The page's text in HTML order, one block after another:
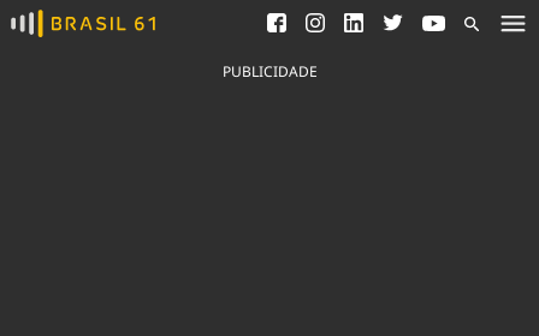
Ver todas as notícias
Saneamento
Indicadores
PUBLICIDADE